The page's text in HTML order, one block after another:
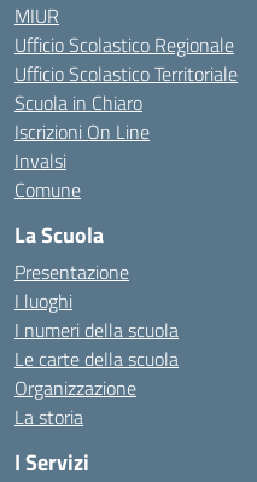
MIUR
Ufficio Scolastico Regionale
Ufficio Scolastico Territoriale
Scuola in Chiaro
Iscrizioni On Line
Invalsi
Comune
La Scuola
Presentazione
I luoghi
I numeri della scuola
Le carte della scuola
Organizzazione
La storia
I Servizi